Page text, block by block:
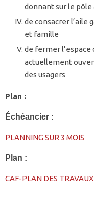
donnant sur le
de consacrer l’aile
et famille
de fermer l’espace
actuellement
des usagers
Plan :
Échéancier :
PLANNING SUR 3 MOIS
Plan :
CAF-PLAN DES